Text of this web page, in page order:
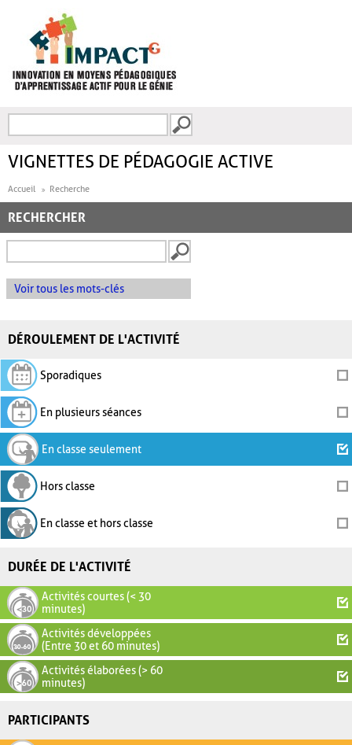
FORMULAIRE DE
VIGNETTES DE PÉDAGOGIE ACTIVE
Accueil Recherche
RECHERCHER
Voir tous les mots-clés
DÉROULEMENT DE L'ACTIVITÉ
Sporadiques
En plusieurs séances
En classe seulement
Hors classe
En classe et hors classe
DURÉE DE L'ACTIVITÉ
Activités courtes (< 30
minutes)
Activités développées
(Entre 30 et 60 minutes)
Activités élaborées (> 60
minutes)
PARTICIPANTS